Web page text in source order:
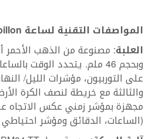
المواصفات التقنية لساعة Edouard Bovet Tourbillon
العلبة
وبحجم 46 ملم. يتحدد الوقت
على التوربيون، مؤشرات الليل/
مجهزة بمؤشر زمني عكس الاتجاه
(الساعات، الدقائق ومؤشر